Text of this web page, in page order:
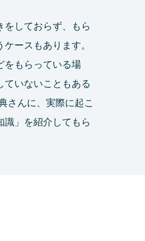
をしておらず、もら
ースもあります。
をもらっている場
ていないこともある
さんに、実際に起こ
識」を紹介してもら